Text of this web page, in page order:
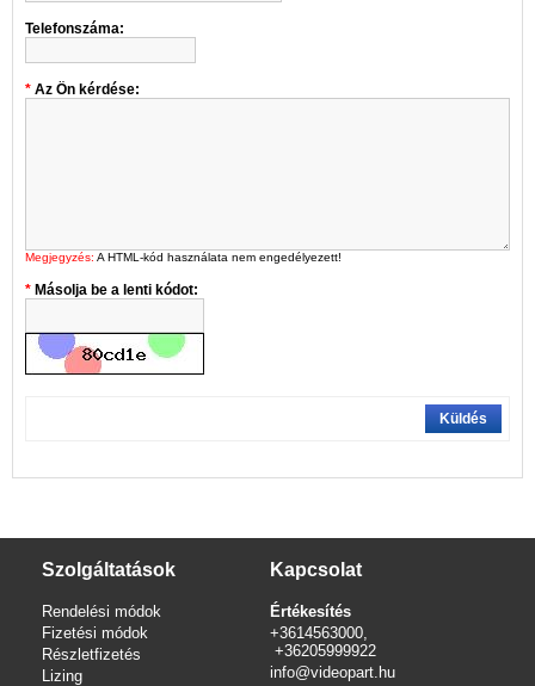
Telefonszáma:
Az Ön kérdése:
Megjegyzés: A HTML-kód használata nem engedélyezett!
Másolja be a lenti kódot:
Küldés
Szolgáltatások
Rendelési módok
Fizetési módok
Részletfizetés
Lizing
Kapcsolat
Értékesítés
+3614563000,
+36205999922
info@videopart.hu